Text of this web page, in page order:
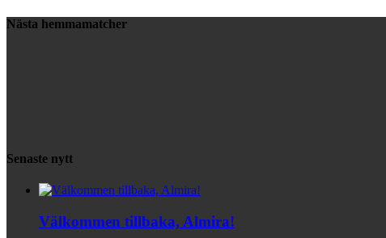
Nästa hemmamatcher
Senaste nytt
Välkommen tillbaka, Almira!